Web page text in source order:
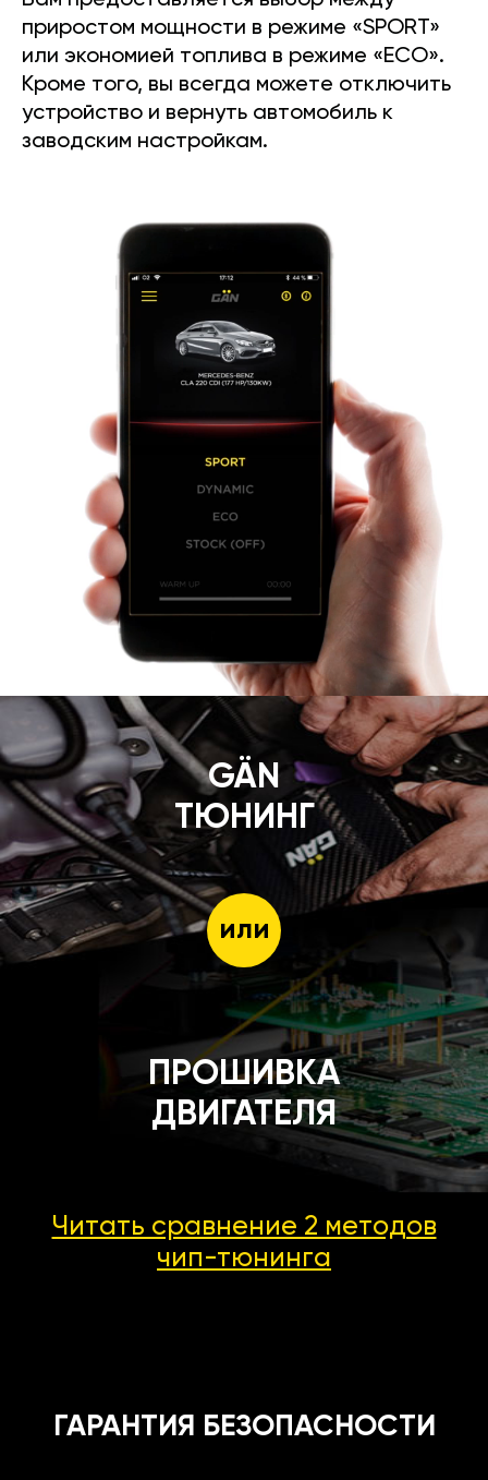
приростом мощности в режиме «SPORT»
или экономией топлива в режиме «ECO».
Кроме того, вы всегда можете отключить
устройство и вернуть автомобиль к
заводским настройкам.
GÄN
ТЮНИНГ
или
ПРОШИВКА
ДВИГАТЕЛЯ
Читать сравнение 2 методов
чип-тюнинга
ГАРАНТИЯ БЕЗОПАСНОСТИ